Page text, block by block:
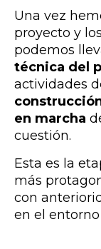
Una vez
proyecto y
podemos
técnica del
actividades
en marcha
cuestión.
Esta es la
más
con
en el entorno